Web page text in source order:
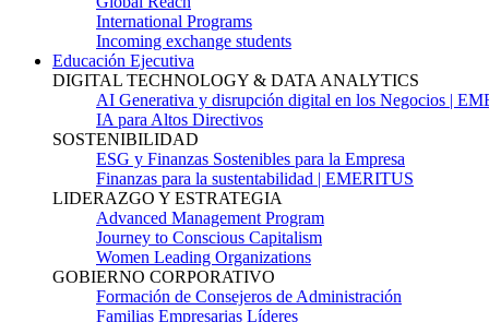
International Programs
Incoming exchange students
Educación Ejecutiva
DIGITAL TECHNOLOGY & DATA ANALYTICS
AI Generativa y disrupción digital en los Negocios |
IA para Altos Directivos
SOSTENIBILIDAD
ESG y Finanzas Sostenibles para la Empresa
Finanzas para la sustentabilidad | EMERITUS
LIDERAZGO Y ESTRATEGIA
Advanced Management Program
Journey to Conscious Capitalism
Women Leading Organizations
GOBIERNO CORPORATIVO
Formación de Consejeros de Administración
Familias Empresarias Líderes